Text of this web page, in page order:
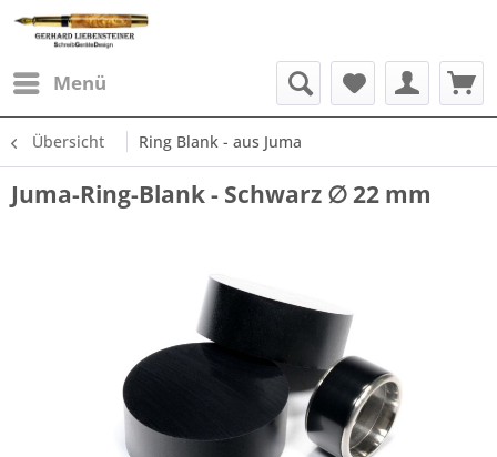
Menü
Übersicht Ring Blank - aus Juma
Juma-Ring-Blank - Schwarz ∅ 22 mm